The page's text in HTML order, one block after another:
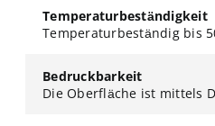
Temperaturbeständigkeit
Temperaturbeständig bis
Bedruckbarkeit
Die Oberfläche ist mittels